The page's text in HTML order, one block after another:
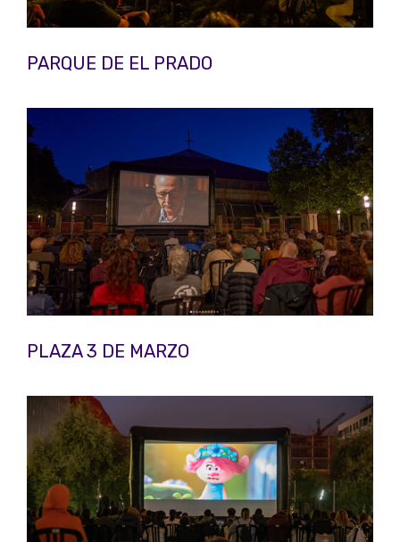
PARQUE DE EL PRADO
PLAZA 3 DE MARZO